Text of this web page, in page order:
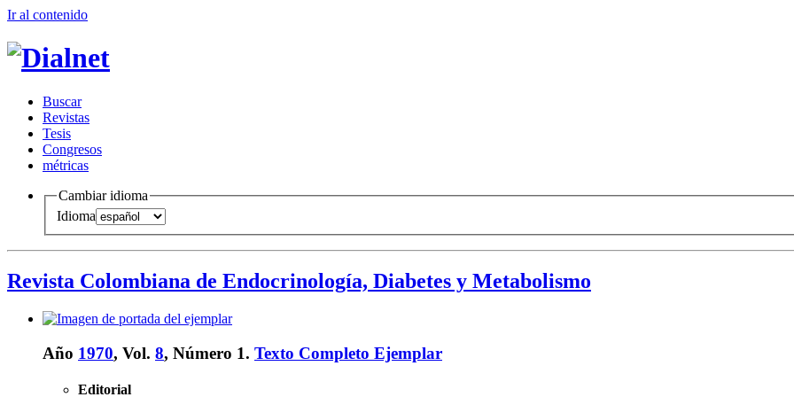
Ir al contenido
Buscar
Revistas
Tesis
Congresos
métricas
Cambiar idioma
Idioma
Revista Colombiana de Endocrinología, Diabetes y Metabolismo
Año 1970, Vol. 8, Número 1. Texto Completo Ejemplar
Editorial